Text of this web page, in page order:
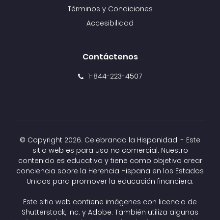
Términos y Condiciones
Accesibilidad
Contáctenos
1-844-223-4507
© Copyright 2026. Celebrando la Hispanidad. - Este
sitio web es para uso no comercial. Nuestro
contenido es educativo y tiene como objetivo crear
conciencia sobre la Herencia Hispana en los Estados
Unidos para promover la educación financiera.
Este sitio web contiene imágenes con licencia de
Shutterstock, Inc. y Adobe. También utiliza algunas